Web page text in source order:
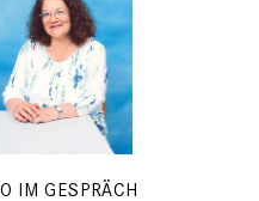
IM GESPRÄCH